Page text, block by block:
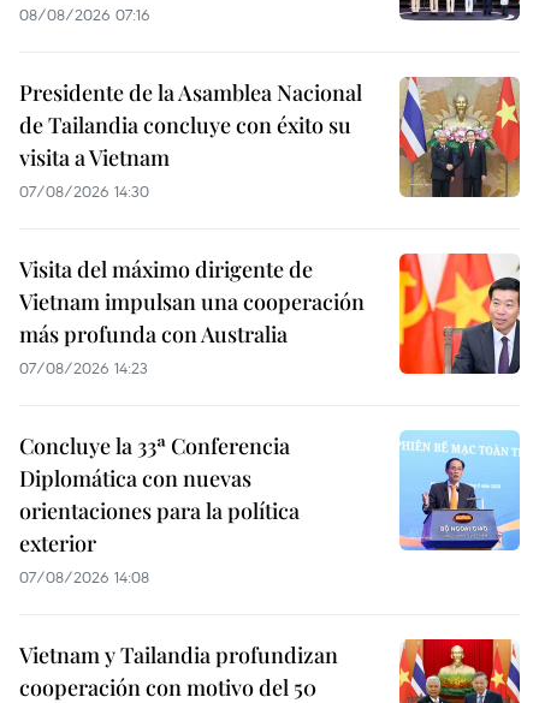
08/08/2026 07:16
Presidente de la Asamblea Nacional
de Tailandia concluye con éxito su
visita a Vietnam
07/08/2026 14:30
Visita del máximo dirigente de
Vietnam impulsan una cooperación
más profunda con Australia
07/08/2026 14:23
Concluye la 33ª Conferencia
Diplomática con nuevas
orientaciones para la política
exterior
07/08/2026 14:08
Vietnam y Tailandia profundizan
cooperación con motivo del 50